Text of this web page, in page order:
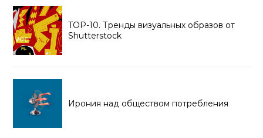
TOP-10. Тренды визуальных образов от
Shutterstock
Ирония над обществом потребления